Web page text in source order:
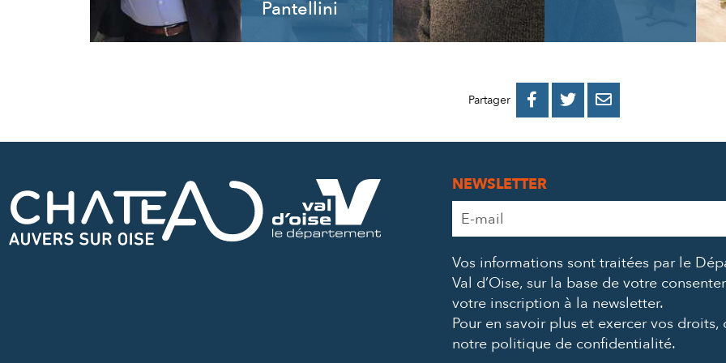
Pantellini
Partager 
PARTAGER
PARTAGER
PARTAGER
NEWSLETTER
Adresse
e-
*
Vos informations sont traitées par le
Val d’Oise, sur la base de votre
votre inscription à la newsletter.
Pour en savoir plus et exercer vos droits,
notre politique de confidentialité.